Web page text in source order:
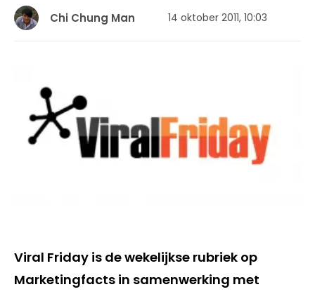
Chi Chung Man 14 oktober 2011, 10:03
Viral Friday is de wekelijkse rubriek op
Marketingfacts in samenwerking met